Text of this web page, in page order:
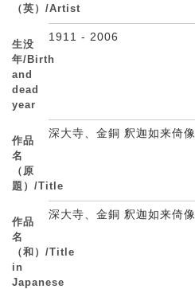
（英）/Artist
生没
年/Birth
and
dead
year
1911 - 2006
作品
名
（原
題）/Title
深大寺、金銅 釈迦如来倚像
作品
名
（和）/Title
in
Japanese
深大寺、金銅 釈迦如来倚像